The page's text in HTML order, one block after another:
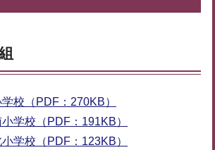
校（PDF：270KB）
学校（PDF：191KB）
学校（PDF：123KB）